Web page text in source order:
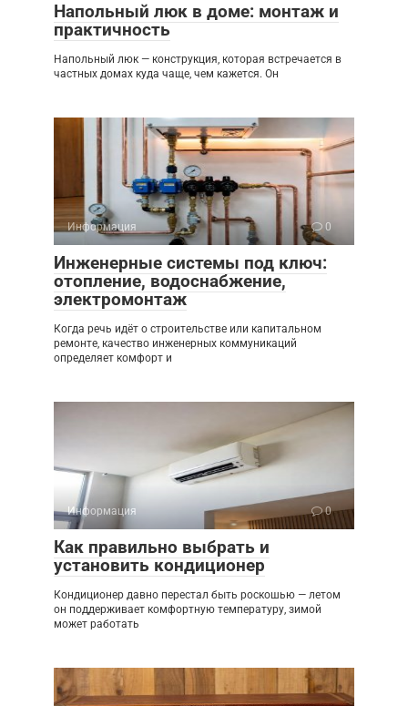
Напольный люк в доме: монтаж и
практичность
Напольный люк — конструкция, которая встречается в
частных домах куда чаще, чем кажется. Он
Информация 0
Инженерные системы под ключ:
отопление, водоснабжение,
электромонтаж
Когда речь идёт о строительстве или капитальном
ремонте, качество инженерных коммуникаций
определяет комфорт и
Информация 0
Как правильно выбрать и
установить кондиционер
Кондиционер давно перестал быть роскошью — летом
он поддерживает комфортную температуру, зимой
может работать